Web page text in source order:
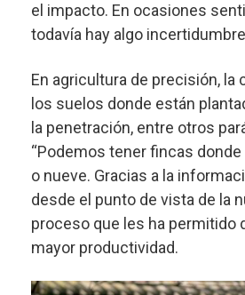
el impacto. En ocasiones
todavía hay algo
En agricultura de precisión,
los suelos donde están
la penetración, entre otros
“Podemos tener fincas
o nueve. Gracias a la
desde el punto de vista de la
proceso que les ha permitido
mayor productividad.